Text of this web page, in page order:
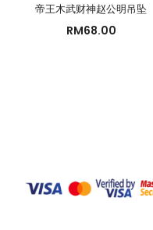
帝王木武财神赵公明吊坠
RM68.00